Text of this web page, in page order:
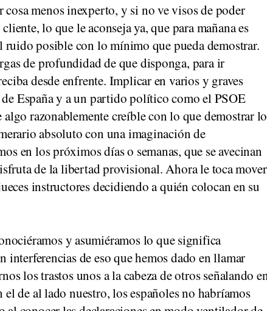
menos inexperto, y si no ve visos de poder
lo que le aconseja ya, que para mañana es
ruido posible con lo mínimo que pueda demostrar.
de profundidad de que disponga, para ir
desde enfrente. Implicar en varios y graves
España y a un partido político como el PSOE
algo razonablemente creíble con lo que demostrar lo
absoluto con una imaginación de
en los próximos días o semanas, que se avecinan
de la libertad provisional. Ahora le toca mover
instructores decidiendo a quién colocan en su
y asumiéramos lo que significa
de eso que hemos dado en llamar
los trastos unos a la cabeza de otros señalando
de al lado nuestro, los españoles no habríamos